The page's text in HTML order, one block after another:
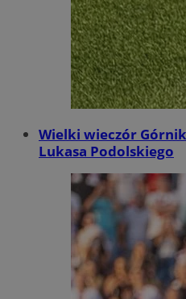
Wielki wieczór
Lukasa Podolskiego